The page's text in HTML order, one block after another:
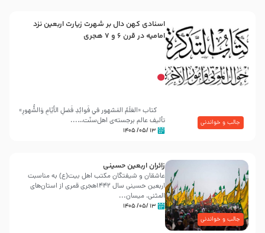
جالب و خواندنی
اسنادی کهن دال بر شهرت زیارت اربعین نزد
امامیه در قرن ۶ و ۷ هجری
کتاب «العَلَمُ المَشهور في فَوائِدِ فَضلِ الأيّامِ وَالشُّهورِ»
تألیف عالم برجسته‌ی اهل‌سنّت…...
۱۳ /۰۵/ ۱۴۰۵
جالب و خواندنی
زائران اربعین حسینی
عاشقان و شیفتگان مکتب اهل بیت(ع) به مناسبت
اربعین حسینی سال ۱۴۴۲هجری قمری از استان‌های
المثنی، میسان...
۱۳ /۰۵/ ۱۴۰۵